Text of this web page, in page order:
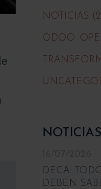
NOTICIAS
ODOO:
DECA:
DEBEN